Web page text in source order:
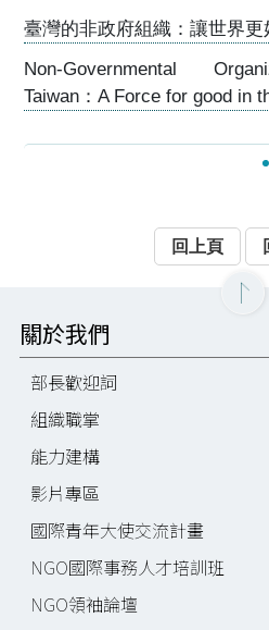
臺灣的非政府組織：讓世界
Non-Governmental
Taiwan：A Force for good in
回上頁
關於我們
部長歡迎詞
組織職掌
能力建構
影片專區
國際青年大使交流計畫
NGO國際事務人才培訓班
NGO領袖論壇